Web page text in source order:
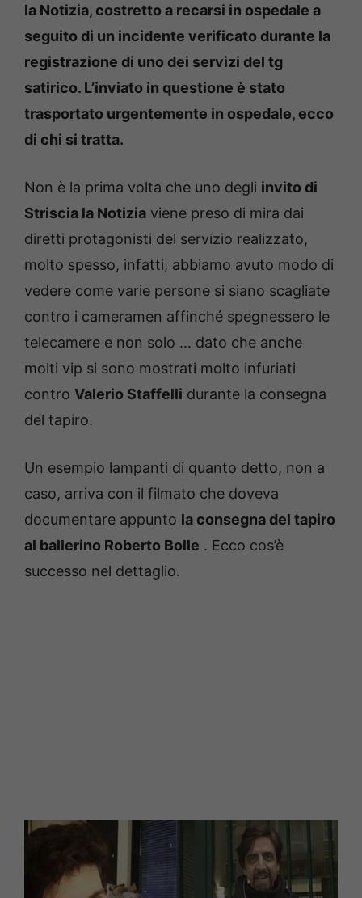
la Notizia, costretto a recarsi in ospedale a
seguito di un incidente verificato durante la
registrazione di uno dei servizi del tg
satirico. L’inviato in questione è stato
trasportato urgentemente in ospedale, ecco
di chi si tratta.
Non è la prima volta che uno degli invito di
Striscia la Notizia viene preso di mira dai
diretti protagonisti del servizio realizzato,
molto spesso, infatti, abbiamo avuto modo di
vedere come varie persone si siano scagliate
contro i cameramen affinché spegnessero le
telecamere e non solo … dato che anche
molti vip si sono mostrati molto infuriati
contro Valerio Staffelli durante la consegna
del tapiro.
Un esempio lampanti di quanto detto, non a
caso, arriva con il filmato che doveva
documentare appunto la consegna del tapiro
al ballerino Roberto Bolle . Ecco cos’è
successo nel dettaglio.